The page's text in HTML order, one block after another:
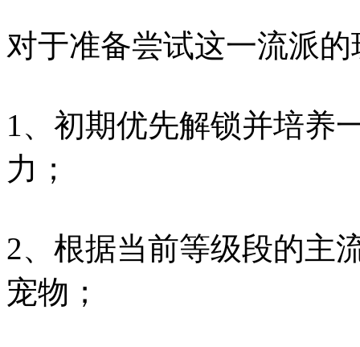
对于准备尝试这一流派
1、初期优先解锁并培养
力；
2、根据当前等级段的主
宠物；